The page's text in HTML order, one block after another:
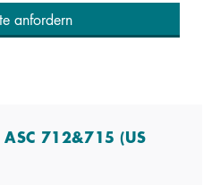
anfordern
712&715 (US